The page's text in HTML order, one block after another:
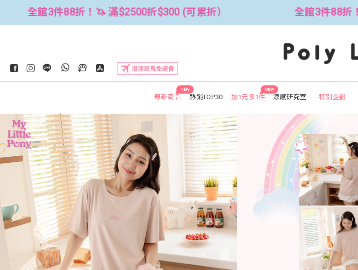
(可累折） 全館3件88折！🦄 滿$2500折$300 (可累折）
NEW
最新商品 熱銷TOP30
NEW
加1元多1件 涼感研究室 特別企劃